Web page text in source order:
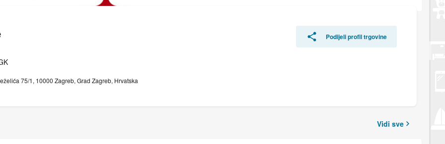
75/1, 10000 Zagreb, Grad Zagreb, Hrvatska
Podijeli profil trgovine
Vidi sve